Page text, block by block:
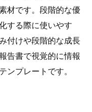
材です。段階的な優
する際に使いやす
付けや段階的な成長
告書で視覚的に情報
ンプレートです。